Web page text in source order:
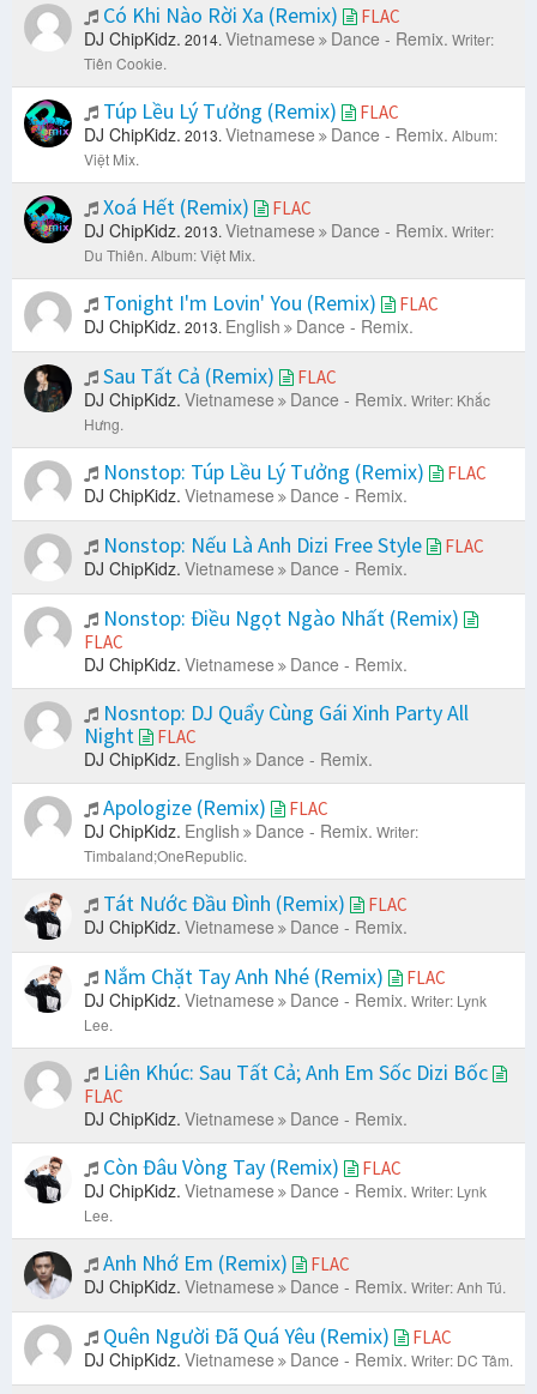
Có Khi Nào Rời Xa (Remix) FLAC
DJ ChipKidz. 2014. Vietnamese Dance - Remix. Writer:
Tiên Cookie.
Túp Lều Lý Tưởng (Remix) FLAC
DJ ChipKidz. 2013. Vietnamese Dance - Remix. Album:
Việt Mix.
Xoá Hết (Remix) FLAC
DJ ChipKidz. 2013. Vietnamese Dance - Remix. Writer:
Du Thiên. Album: Việt Mix.
Tonight I'm Lovin' You (Remix) FLAC
DJ ChipKidz. 2013. English Dance - Remix.
Sau Tất Cả (Remix) FLAC
DJ ChipKidz. Vietnamese Dance - Remix. Writer: Khắc
Hưng.
Nonstop: Túp Lều Lý Tưởng (Remix) FLAC
DJ ChipKidz. Vietnamese Dance - Remix.
Nonstop: Nếu Là Anh Dizi Free Style FLAC
DJ ChipKidz. Vietnamese Dance - Remix.
Nonstop: Điều Ngọt Ngào Nhất (Remix)
FLAC
DJ ChipKidz. Vietnamese Dance - Remix.
Nosntop: DJ Quẩy Cùng Gái Xinh Party All
Night
FLAC
DJ ChipKidz. English Dance - Remix.
Apologize (Remix) FLAC
DJ ChipKidz. English Dance - Remix. Writer:
Timbaland;OneRepublic.
Tát Nước Đầu Đình (Remix) FLAC
DJ ChipKidz. Vietnamese Dance - Remix.
Nắm Chặt Tay Anh Nhé (Remix) FLAC
DJ ChipKidz. Vietnamese Dance - Remix. Writer: Lynk
Lee.
Liên Khúc: Sau Tất Cả; Anh Em Sốc Dizi Bốc
FLAC
DJ ChipKidz. Vietnamese Dance - Remix.
Còn Đâu Vòng Tay (Remix) FLAC
DJ ChipKidz. Vietnamese Dance - Remix. Writer: Lynk
Lee.
Anh Nhớ Em (Remix) FLAC
DJ ChipKidz. Vietnamese Dance - Remix. Writer: Anh Tú.
Quên Người Đã Quá Yêu (Remix) FLAC
DJ ChipKidz. Vietnamese Dance - Remix. Writer: DC Tâm.